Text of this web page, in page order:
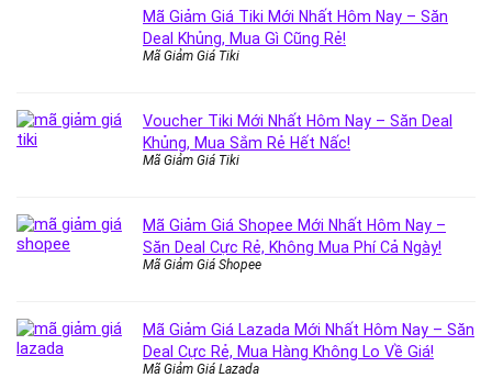
Mã Giảm Giá Tiki Mới Nhất Hôm Nay – Săn
Deal Khủng, Mua Gì Cũng Rẻ!
Mã Giảm Giá Tiki
Voucher Tiki Mới Nhất Hôm Nay – Săn Deal
Khủng, Mua Sắm Rẻ Hết Nấc!
Mã Giảm Giá Tiki
Mã Giảm Giá Shopee Mới Nhất Hôm Nay –
Săn Deal Cực Rẻ, Không Mua Phí Cả Ngày!
Mã Giảm Giá Shopee
Mã Giảm Giá Lazada Mới Nhất Hôm Nay – Săn
Deal Cực Rẻ, Mua Hàng Không Lo Về Giá!
Mã Giảm Giá Lazada